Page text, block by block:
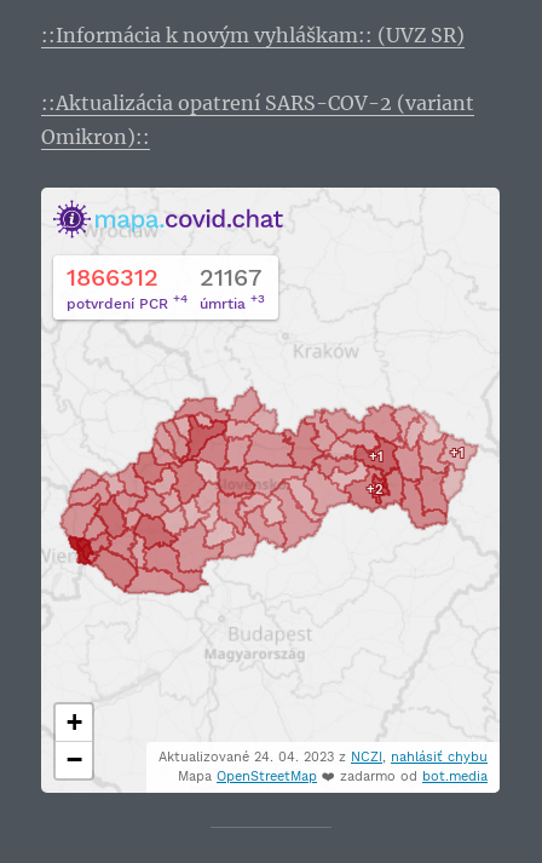
::Informácia k novým vyhláškam:: (UVZ SR)
::Aktualizácia opatrení SARS-COV-2 (variant
Omikron)::